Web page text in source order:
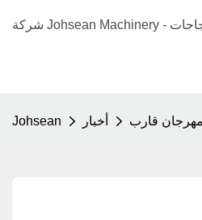
Johsean أخبار